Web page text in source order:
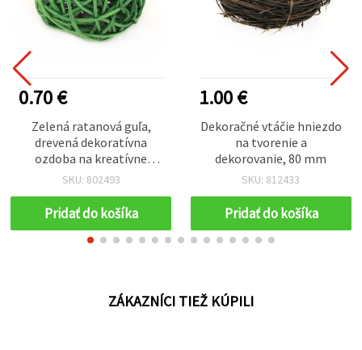
0.70 €
Zelená ratanová guľa,
drevená dekoratívna
ozdoba na kreatívne
tvorenie, 70 mm
SKU: 802493
Pridať do košíka
1.00 €
Dekoračné vtáčie hniezdo
na tvorenie a
dekorovanie, 80 mm
SKU: 812433
Pridať do košíka
ZÁKAZNÍCI TIEŽ KÚPILI